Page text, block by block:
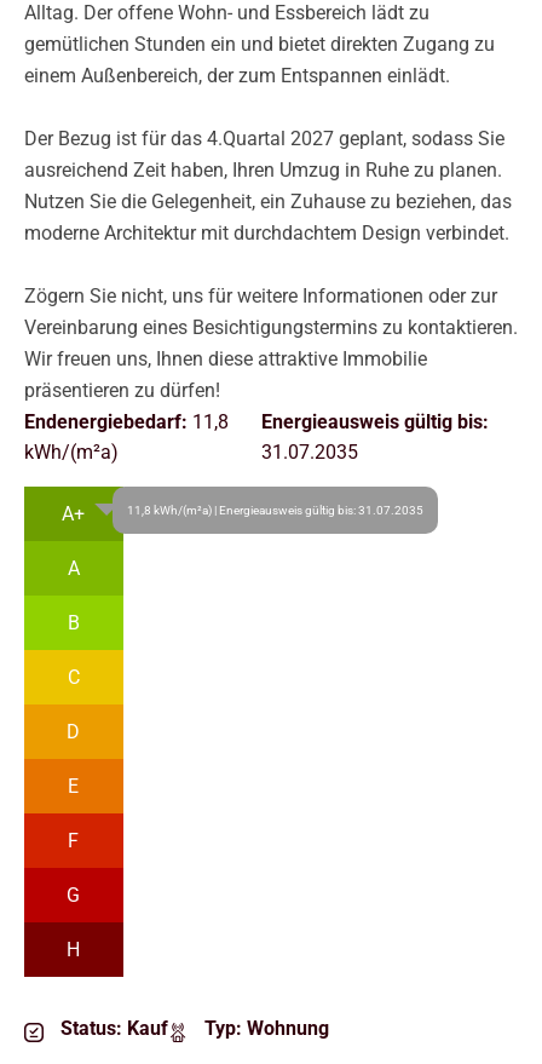
Status: Kauf Typ: Wohnung
Alltag. Der offene Wohn- und Essbereich lädt zu
gemütlichen Stunden ein und bietet direkten Zugang zu
einem Außenbereich, der zum Entspannen einlädt.
Der Bezug ist für das 4.Quartal 2027 geplant, sodass Sie
ausreichend Zeit haben, Ihren Umzug in Ruhe zu planen.
Nutzen Sie die Gelegenheit, ein Zuhause zu beziehen, das
moderne Architektur mit durchdachtem Design verbindet.
Zögern Sie nicht, uns für weitere Informationen oder zur
Vereinbarung eines Besichtigungstermins zu kontaktieren.
Wir freuen uns, Ihnen diese attraktive Immobilie
präsentieren zu dürfen!
Endenergiebedarf: 11,8
kWh/(m²a)
Energieausweis gültig bis:
31.07.2035
11,8 kWh/(m²a) | Energieausweis gültig bis: 31.07.2035
A+
A
B
C
D
E
F
G
H